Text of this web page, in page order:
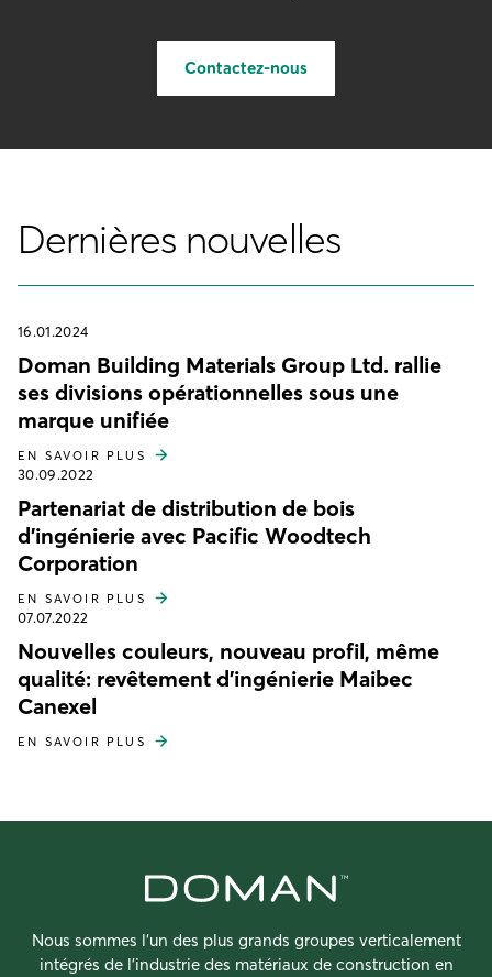
Contactez-nous
Dernières nouvelles
16.01.2024
Doman Building Materials Group Ltd. rallie
ses divisions opérationnelles sous une
marque unifiée
EN SAVOIR PLUS
30.09.2022
Partenariat de distribution de bois
d'ingénierie avec Pacific Woodtech
Corporation
EN SAVOIR PLUS
07.07.2022
Nouvelles couleurs, nouveau profil, même
qualité: revêtement d'ingénierie Maibec
Canexel
EN SAVOIR PLUS
Nous sommes l’un des plus grands groupes verticalement
intégrés de l’industrie des matériaux de construction en